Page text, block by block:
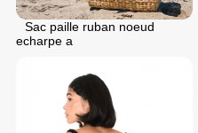
Sac paille ruban noeud
echarpe a